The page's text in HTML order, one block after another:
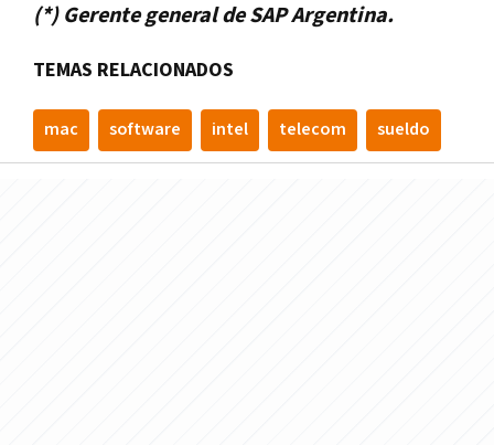
(*) Gerente general de SAP Argentina.
TEMAS RELACIONADOS
mac software intel telecom sueldo